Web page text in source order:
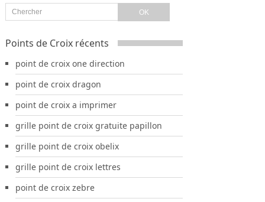
Points de Croix récents
point de croix one direction
point de croix dragon
point de croix a imprimer
grille point de croix gratuite papillon
grille point de croix obelix
grille point de croix lettres
point de croix zebre